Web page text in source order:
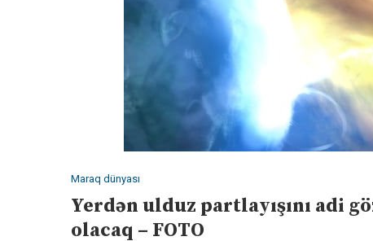
Maraq dünyası
Yerdən ulduz partlayışını adi
olacaq – FOTO